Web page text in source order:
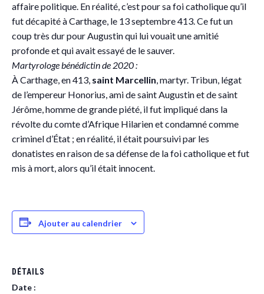
affaire politique. En réalité, c’est pour sa foi catholique qu’il
fut décapité à Carthage, le 13 septembre 413. Ce fut un
coup très dur pour Augustin qui lui vouait une amitié
profonde et qui avait essayé de le sauver.
Martyrologe bénédictin de 2020 :
À Carthage, en 413, saint Marcellin, martyr. Tribun, légat
de l’empereur Honorius, ami de saint Augustin et de saint
Jérôme, homme de grande piété, il fut impliqué dans la
révolte du comte d’Afrique Hilarien et condamné comme
criminel d’État ; en réalité, il était poursuivi par les
donatistes en raison de sa défense de la foi catholique et fut
mis à mort, alors qu’il était innocent.
Ajouter au calendrier
DÉTAILS
Date :